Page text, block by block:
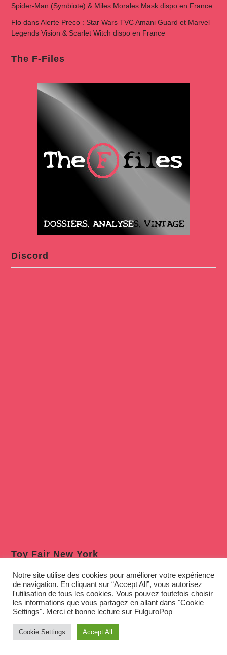
Spider-Man (Symbiote) & Miles Morales Mask dispo en France
FlodansAlerte Preco : Star Wars TVC Amani Guard et Marvel
Legends Vision & Scarlet Witch dispo en France
The F-Files
Discord
Toy Fair New York
Notre site utilise des cookies pour améliorer votre expérience
de navigation. En cliquant sur “Accept All”, vous autorisez
l'utilisation de tous les cookies. Vous pouvez toutefois choisir
les informations que vous partagez en allant dans "Cookie
Settings". Merci et bonne lecture sur FulguroPop
Cookie Settings Accept All